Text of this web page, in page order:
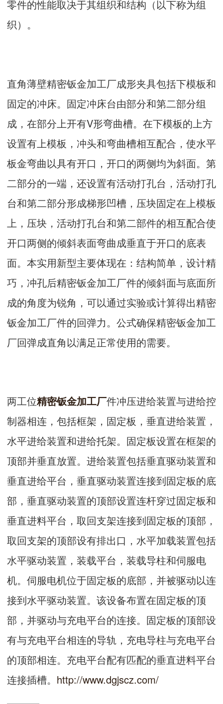
零件的性能取决于其组织和结构（以下称为组
织）。
直角薄壁精密钣金加工厂成形夹具包括下模板和
固定的冲床。固定冲床台由部分和第二部分组
成，在部分上开有V形弯曲槽。在下模板的上方
设置有上模板，冲头和弯曲槽相互配合，使水平
板金弯曲以具有开口，开口的两侧均为斜面。第
二部分的一端，还设置有活动打孔台，活动打孔
台和第二部分形成梯形凹槽，压块固定在上模板
上，压块，活动打孔台和第二部件的相互配合使
开口两侧的倾斜表面弯曲成垂直于开口的底表
面。本实用新型主要体现在：结构简单，设计精
巧，冲孔后精密钣金加工厂件的倾斜面与底面所
成的角度为锐角，可以通过实验或计算得出精密
钣金加工厂件的回弹力。公式确保精密钣金加工
厂回弹成直角以满足正常使用的需要。
两工位精密钣金加工厂件冲压进给装置与进给控
制器相连，包括框架，固定板，垂直进给装置，
水平进给装置和进给托架。固定板设置在框架的
顶部并垂直放置。进给装置包括垂直驱动装置和
垂直进给平台，垂直驱动装置连接到固定板的底
部，垂直驱动装置的顶部设置连杆穿过固定板和
垂直进料平台，取回支架连接到固定板的顶部，
取回支架的顶部设有排出口，水平加载装置包括
水平驱动装置，装载平台，装载导柱和伺服电
机。伺服电机位于固定板的底部，并被驱动以连
接到水平驱动装置。该设备布置在固定板的顶
部，并驱动与充电平台的连接。固定板的顶部设
有与充电平台相连的导轨，充电导柱与充电平台
的顶部相连。充电平台配有匹配的垂直进料平台
连接插槽。 http://www.dgjscz.com/